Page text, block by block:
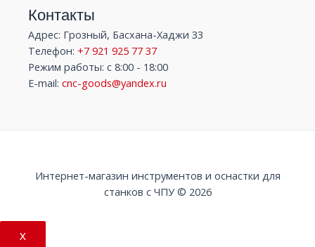
Контакты
Адрес: Грозный, Басхана-Хаджи 33
Телефон: +7 921 925 77 37
Режим работы: с 8:00 - 18:00
E-mail: cnc-goods@yandex.ru
Интернет-магазин инструментов и оснастки для
станков с ЧПУ © 2026
X